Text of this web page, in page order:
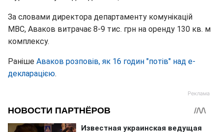
За словами директора департаменту комунікацій
МВС, Аваков витрачає 8-9 тис. грн на оренду 130 кв. м
комплексу.
Раніше Аваков розповів, як 16 годин "потів" над е-
декларацією.